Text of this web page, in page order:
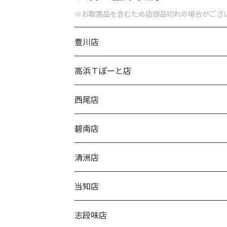
※お取置品を含むため店頭品切れの場合がござ
豊川店
高浜Ｔぽーと店
西尾店
碧南店
清洲店
当知店
志段味店